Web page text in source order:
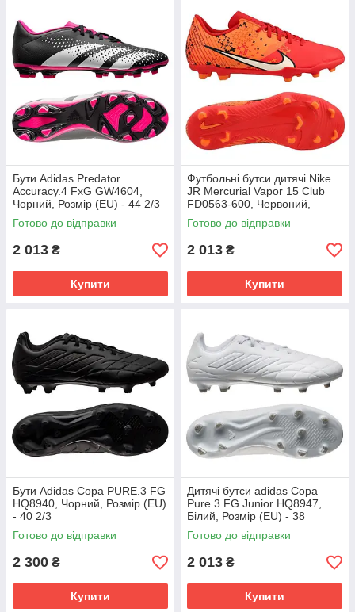
Бути Adidas Predator
Accuracy.4 FxG GW4604,
Чорний, Розмір (EU) - 44 2/3
Готово до відправки
2 013 ₴
Купити
Футбольні бутси дитячі Nike
JR Mercurial Vapor 15 Club
FD0563-600, Червоний,
Розмір (EU) - 38
Готово до відправки
2 013 ₴
Купити
Бути Adidas Copa PURE.3 FG
HQ8940, Чорний, Розмір (EU)
- 40 2/3
Готово до відправки
2 300 ₴
Купити
Дитячі бутси adidas Copa
Pure.3 FG Junior HQ8947,
Білий, Розмір (EU) - 38
Готово до відправки
2 013 ₴
Купити